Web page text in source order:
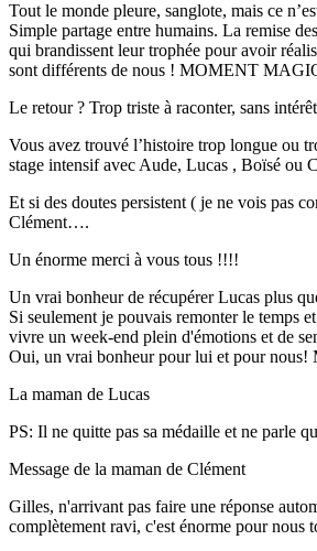
Tout le monde pleure, sanglote, mais ce
Simple partage entre humains. La remise
qui brandissent leur trophée pour avoir
sont différents de nous ! MOMENT
Le retour ? Trop triste à raconter, sans
Vous avez trouvé l’histoire trop longue ou
stage intensif avec Aude, Lucas , Boïsé ou
Et si des doutes persistent ( je ne vois pas
Clément….
Un énorme merci à vous tous !!!!
Un vrai bonheur de récupérer Lucas plus
Si seulement je pouvais remonter le temps
vivre un week-end plein d'émotions et de
Oui, un vrai bonheur pour lui et pour nous!
La maman de Lucas
PS: Il ne quitte pas sa médaille et ne parle
Message de la maman de Clément
Gilles, n'arrivant pas faire une réponse
complètement ravi, c'est énorme pour nous